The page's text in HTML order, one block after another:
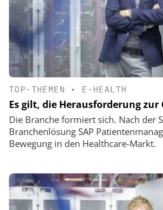
TOP-THEMEN • E-HEALTH
Es gilt, die Herausforderung zur
Die Branche formiert sich. Nach der
Branchenlösung SAP
Bewegung in den Healthcare-Markt.